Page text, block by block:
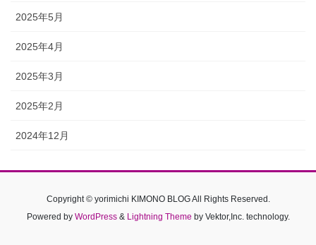
2025年5月
2025年4月
2025年3月
2025年2月
2024年12月
Copyright © yorimichi KIMONO BLOG All Rights Reserved.
Powered by WordPress& Lightning Theme by Vektor,Inc. technology.